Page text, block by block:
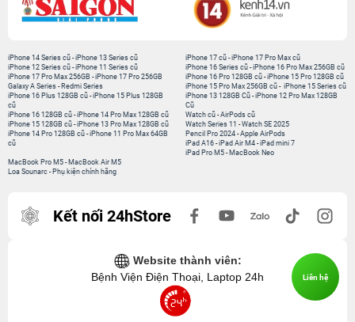
iPhone 14 Series cũ -iPhone 13 Series cũ
iPhone 12 Series cũ -iPhone 11 Series cũ
iPhone 17 Pro Max 256GB -iPhone 17 Pro 256GB
Galaxy A Series - Redmi Series
iPhone 17 cũ -iPhone 17 Pro Max cũ
iPhone 16 Series cũ - iPhone 16 Pro Max 256GB cũ
iPhone 16 Pro 128GB cũ -iPhone 15 Pro 128GB cũ
iPhone 15 Pro Max 256GB cũ - iPhone 15 Series cũ
iPhone 16 Plus 128GB cũ -iPhone 15 Plus 128GB
cũ
iPhone 16 128GB cũ -iPhone 14 Pro Max 128GB cũ
iPhone 15 128GB cũ -iPhone 13 Pro Max 128GB cũ
iPhone 14 Pro 128GB cũ -iPhone 11 Pro Max 64GB
cũ
iPhone 13 128GB Cũ -iPhone 12 Pro Max 128GB
Cũ
Watch cũ -AirPods cũ
Watch Series 11 -Watch SE 2025
Pencil Pro 2024 -Apple AirPods
iPad A16 -iPad Air M4 -iPad mini 7
iPad Pro M5 - MacBook Neo
MacBook Pro M5 - MacBook Air M5
Loa Sounarc - Phụ kiện chính hãng
Kết nối 24hStore
Website thành viên:
Bệnh Viện Điện Thoại, Laptop 24h
Liên hệ